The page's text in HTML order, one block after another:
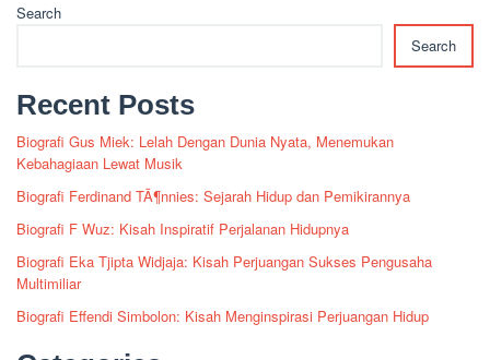
Search
Search
Recent Posts
Biografi Gus Miek: Lelah Dengan Dunia Nyata, Menemukan
Kebahagiaan Lewat Musik
Biografi Ferdinand TÃ¶nnies: Sejarah Hidup dan Pemikirannya
Biografi F Wuz: Kisah Inspiratif Perjalanan Hidupnya
Biografi Eka Tjipta Widjaja: Kisah Perjuangan Sukses Pengusaha
Multimiliar
Biografi Effendi Simbolon: Kisah Menginspirasi Perjuangan Hidup